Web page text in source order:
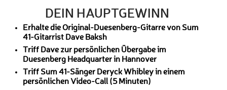
DEIN HAUPTGEWINN
Erhalte die Original-Duesenberg-Gitarre von Sum
41-Gitarrist Dave Baksh
Triff Dave zur persönlichen Übergabe im
Duesenberg Headquarter in Hannover
Triff Sum 41-Sänger Deryck Whibley in einem
persönlichen Video-Call (5 Minuten)